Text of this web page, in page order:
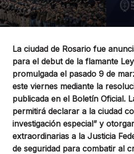
La ciudad de Rosario fue
para el debut de la flamante
promulgada el pasado 9 de
este viernes mediante la
publicada en el Boletín Oficial.
permitirá declarar a la ciudad
investigación especial” y
extraordinarias a la Justicia
de seguridad para combatir al